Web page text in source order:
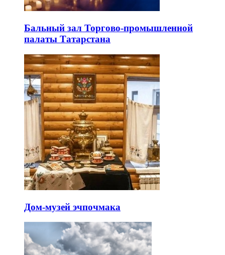
Бальный зал Торгово-промышленной
палаты Татарстана
Дом-музей эчпочмака